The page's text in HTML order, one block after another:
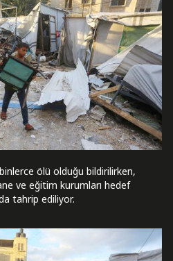
ölü olduğu bildirilirken,
ve eğitim kurumları hedef
tahrip ediliyor.